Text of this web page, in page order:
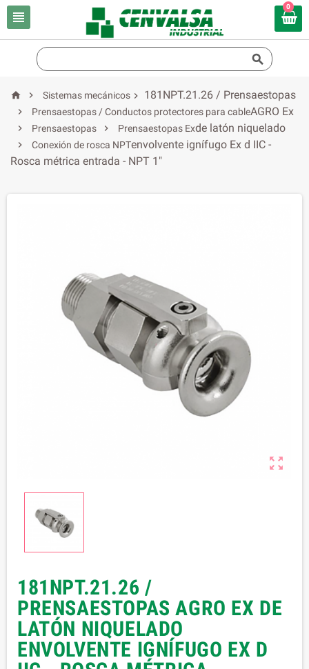

0

 
Sistemas mecánicos

Prensaestopas / Conductos protectores para cable

Prensaestopas 
Prensaestopas Ex

Conexión de rosca NPT

181NPT.21.26 / Prensaestopas
AGRO Ex
de latón niquelado
envolvente ignífugo Ex d IIC -
Rosca métrica entrada - NPT 1"

181NPT.21.26 /
PRENSAESTOPAS AGRO EX DE
LATÓN NIQUELADO
ENVOLVENTE IGNÍFUGO EX D